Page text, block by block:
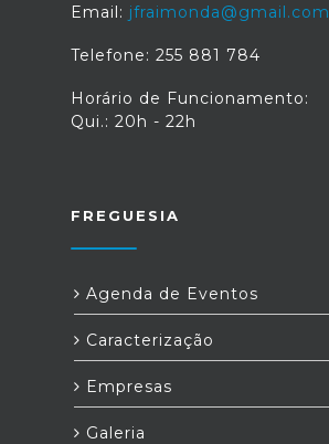
Email: jfraimonda@gmail.com
Telefone: 255 881 784
Horário de Funcionamento:
Qui.: 20h - 22h
FREGUESIA
Agenda de Eventos
Caracterização
Empresas
Galeria